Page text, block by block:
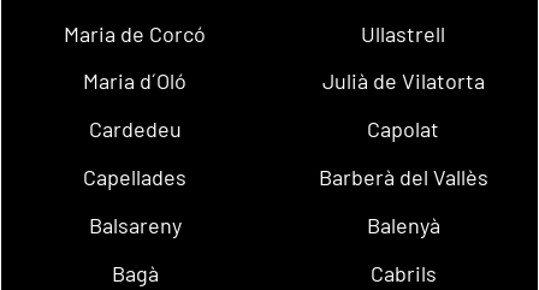
Maria de Corcó
Ullastrell
Maria d´Oló
Julià de Vilatorta
Cardedeu
Capolat
Capellades
Barberà del Vallès
Balsareny
Balenyà
Bagà
Cabrils